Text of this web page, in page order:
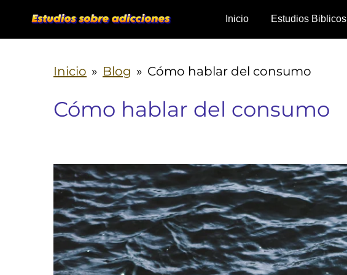
al
Inicio Estudios Biblicos
Inicio » Blog » Cómo hablar del consumo
Cómo hablar del consumo